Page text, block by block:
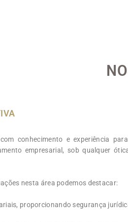
conhecimento e experiência
empresarial, sob qualquer
nesta área podemos destacar:
proporcionando segurança